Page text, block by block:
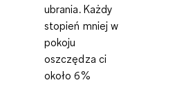
ubrania. Każdy
stopień mniej w
pokoju
oszczędza ci
około 6%